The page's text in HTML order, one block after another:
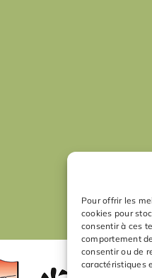
Pour offrir les
cookies pour
consentir à ces
comportement
consentir ou de
caractéristiques